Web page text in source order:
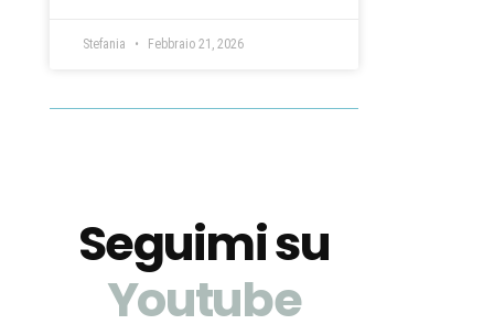
Stefania Febbraio 21, 2026
Seguimi su
Youtube